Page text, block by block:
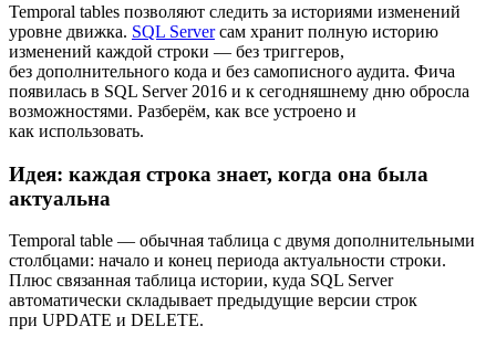
Temporal tables позволяют следить за историями изменений
уровне движка. SQL Serverсам хранит полную историю
изменений каждой строки — без триггеров,
без дополнительного кода и без самописного аудита. Фича
появилась в SQL Server 2016 и к сегодняшнему дню обросла
возможностями. Разберём, как все устроено и
как использовать.
Идея: каждая строка знает, когда она была
актуальна
Temporal table — обычная таблица с двумя дополнительными
столбцами: начало и конец периода актуальности строки.
Плюс связанная таблица истории, куда SQL Server
автоматически складывает предыдущие версии строк
при UPDATE и DELETE.